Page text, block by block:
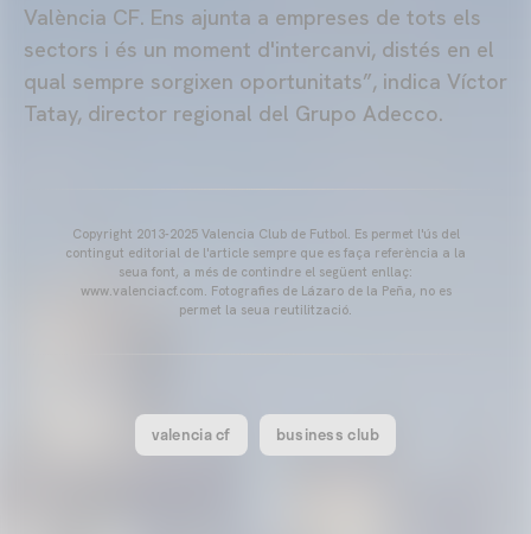
València CF. Ens ajunta a empreses de tots els
sectors i és un moment d'intercanvi, distés en el
qual sempre sorgixen oportunitats”, indica Víctor
Tatay, director regional del Grupo Adecco.
Copyright 2013-2025 Valencia Club de Futbol. Es permet l'ús del
contingut editorial de l'article sempre que es faça referència a la
seua font, a més de contindre el següent enllaç:
www.valenciacf.com. Fotografies de Lázaro de la Peña, no es
permet la seua reutilització.
valencia cf business club